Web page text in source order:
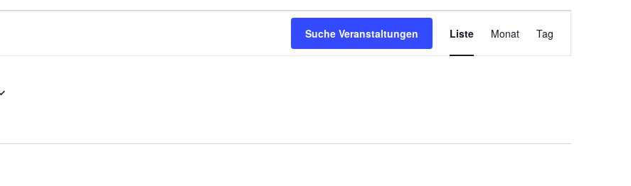
Suche Veranstaltungen
Veranstaltung
Ansichten-
Liste Monat Tag